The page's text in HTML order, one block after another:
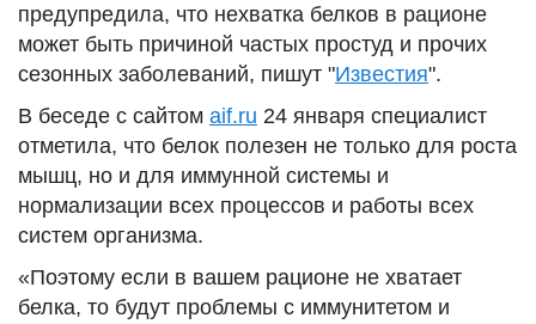
предупредила, что нехватка белков в рационе
может быть причиной частых простуд и прочих
сезонных заболеваний, пишут "Известия".
В беседе с сайтом aif.ru 24 января специалист
отметила, что белок полезен не только для роста
мышц, но и для иммунной системы и
нормализации всех процессов и работы всех
систем организма.
«Поэтому если в вашем рационе не хватает
белка, то будут проблемы с иммунитетом и